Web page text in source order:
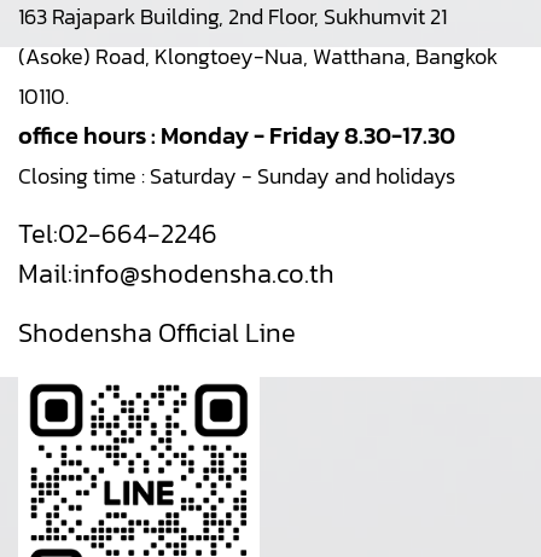
163 Rajapark Building, 2nd Floor, Sukhumvit 21
(Asoke) Road, Klongtoey-Nua, Watthana, Bangkok
10110.
office hours : Monday - Friday 8.30-17.30
Closing time : Saturday - Sunday and holidays
Tel:02-664-2246
Mail:info@shodensha.co.th
Shodensha Official Line